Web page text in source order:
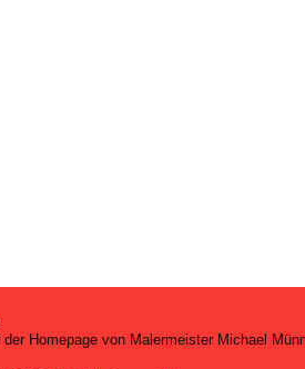
Homepage von Malermeister Michael